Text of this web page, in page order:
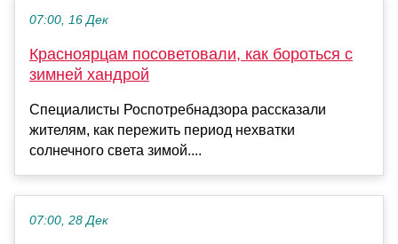
07:00, 16 Дек
Красноярцам посоветовали, как бороться с
зимней хандрой
Специалисты Роспотребнадзора рассказали
жителям, как пережить период нехватки
солнечного света зимой....
07:00, 28 Дек